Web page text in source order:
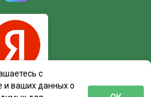
с
и ваших данных о